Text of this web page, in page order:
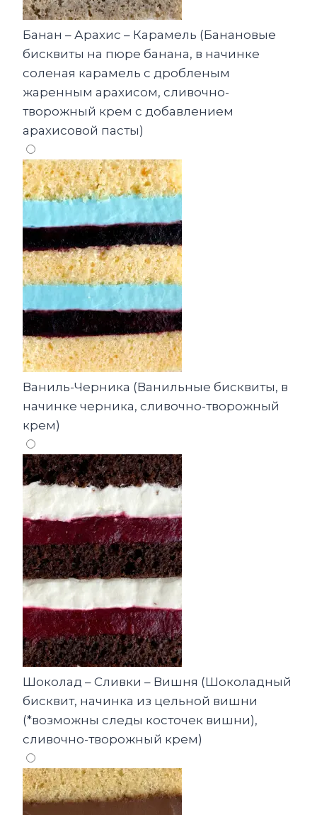
Банан – Арахис – Карамель (Банановые
бисквиты на пюре банана, в начинке
соленая карамель с дробленым
жаренным арахисом, сливочно-
творожный крем с добавлением
арахисовой пасты)
Ваниль-Черника (Ванильные бисквиты, в
начинке черника, сливочно-творожный
крем)
Шоколад – Сливки – Вишня (Шоколадный
бисквит, начинка из цельной вишни
(*возможны следы косточек вишни),
сливочно-творожный крем)